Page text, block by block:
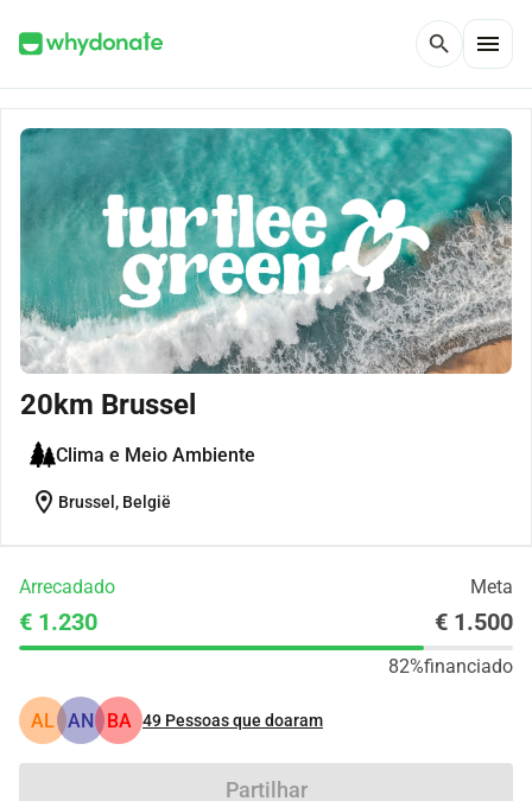
search menu
20km Brussel
Clima e Meio Ambiente
location_on Brussel, België
Arrecadado Meta
€ 1.230 € 1.500
82%financiado
AL AN BA 49 Pessoas que doaram
Partilhar